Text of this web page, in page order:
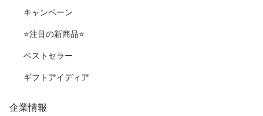
キャンペーン
⭐️注目の新商品⭐️
ベストセラー
ギフトアイディア
企業情報